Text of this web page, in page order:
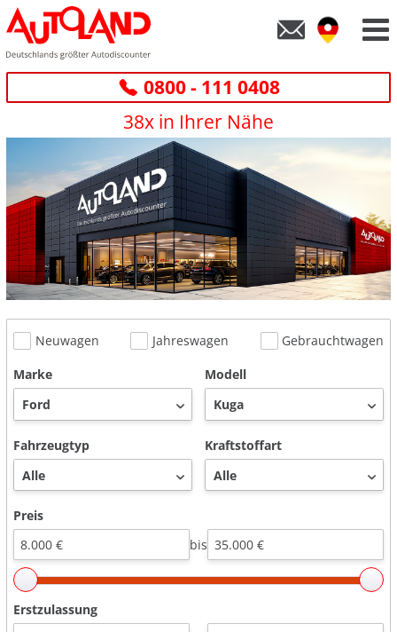
0800 - 111 0408
38x in Ihrer Nähe
Neuwagen Jahreswagen
Gebrauchtwagen
Marke
Modell
Fahrzeugtyp Kraftstoffart
Preis
bis
Erstzulassung